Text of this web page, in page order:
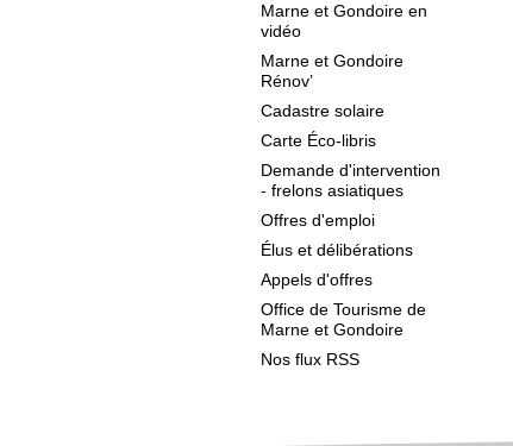
Marne et Gondoire en
vidéo
Marne et Gondoire
Rénov’
Cadastre solaire
Carte Éco-libris
Demande d'intervention
- frelons asiatiques
Offres d'emploi
Élus et délibérations
Appels d'offres
Office de Tourisme de
Marne et Gondoire
Nos flux RSS